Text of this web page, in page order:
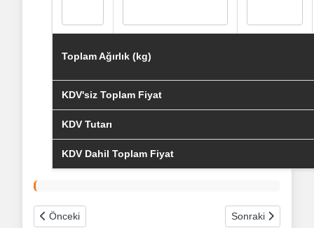
Toplam Ağırlık (kg)
KDV'siz Toplam Fiyat
KDV Tutarı
KDV Dahil Toplam Fiyat
Önceki makale: excel veri çekme
Önceki Sonraki makale:
Sonraki